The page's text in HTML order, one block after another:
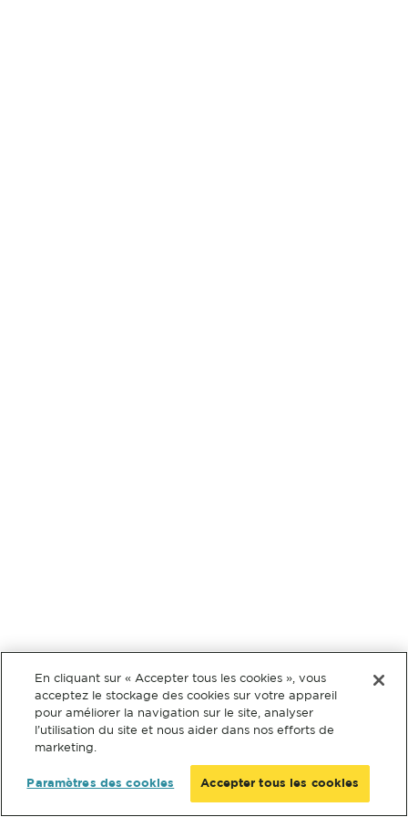
En cliquant sur « Accepter tous les cookies », vous
acceptez le stockage des cookies sur votre appareil
pour améliorer la navigation sur le site, analyser
l’utilisation du site et nous aider dans nos efforts de
marketing.
Paramètres des cookies Accepter tous les cookies